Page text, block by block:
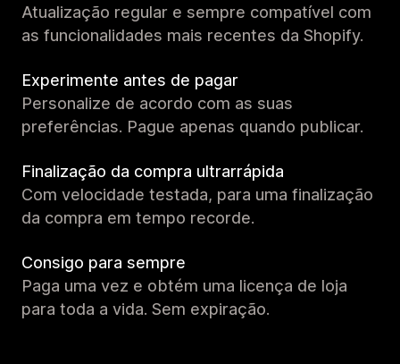
Atualização regular e sempre compatível com
as funcionalidades mais recentes da Shopify.
Experimente antes de pagar
Personalize de acordo com as suas
preferências. Pague apenas quando publicar.
Finalização da compra ultrarrápida
Com velocidade testada, para uma finalização
da compra em tempo recorde.
Consigo para sempre
Paga uma vez e obtém uma licença de loja
para toda a vida. Sem expiração.